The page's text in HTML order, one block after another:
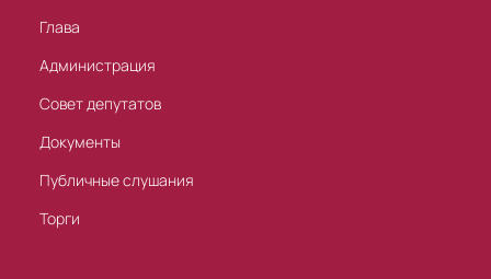
Глава
Администрация
Совет депутатов
Документы
Публичные слушания
Торги